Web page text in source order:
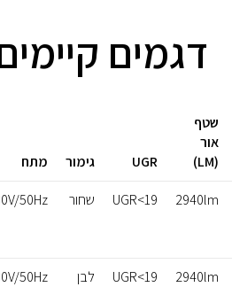
דגמים
שטף
אור
(LM)
UGR גימור מתח
2940lm
UGR<19 שחור 50Hz
2940lm
UGR<19 לבן 50Hz